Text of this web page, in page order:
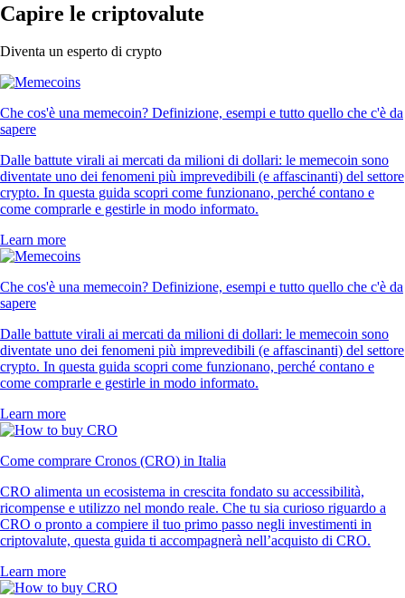
Capire le criptovalute
Diventa un esperto di crypto
Che cos'è una memecoin? Definizione, esempi e tutto quello che c'è da
sapere
Dalle battute virali ai mercati da milioni di dollari: le memecoin sono
diventate uno dei fenomeni più imprevedibili (e affascinanti) del settore
crypto. In questa guida scopri come funzionano, perché contano e
come comprarle e gestirle in modo informato.
Learn more
Che cos'è una memecoin? Definizione, esempi e tutto quello che c'è da
sapere
Dalle battute virali ai mercati da milioni di dollari: le memecoin sono
diventate uno dei fenomeni più imprevedibili (e affascinanti) del settore
crypto. In questa guida scopri come funzionano, perché contano e
come comprarle e gestirle in modo informato.
Learn more
Come comprare Cronos (CRO) in Italia
CRO alimenta un ecosistema in crescita fondato su accessibilità,
ricompense e utilizzo nel mondo reale. Che tu sia curioso riguardo a
CRO o pronto a compiere il tuo primo passo negli investimenti in
criptovalute, questa guida ti accompagnerà nell’acquisto di CRO.
Learn more